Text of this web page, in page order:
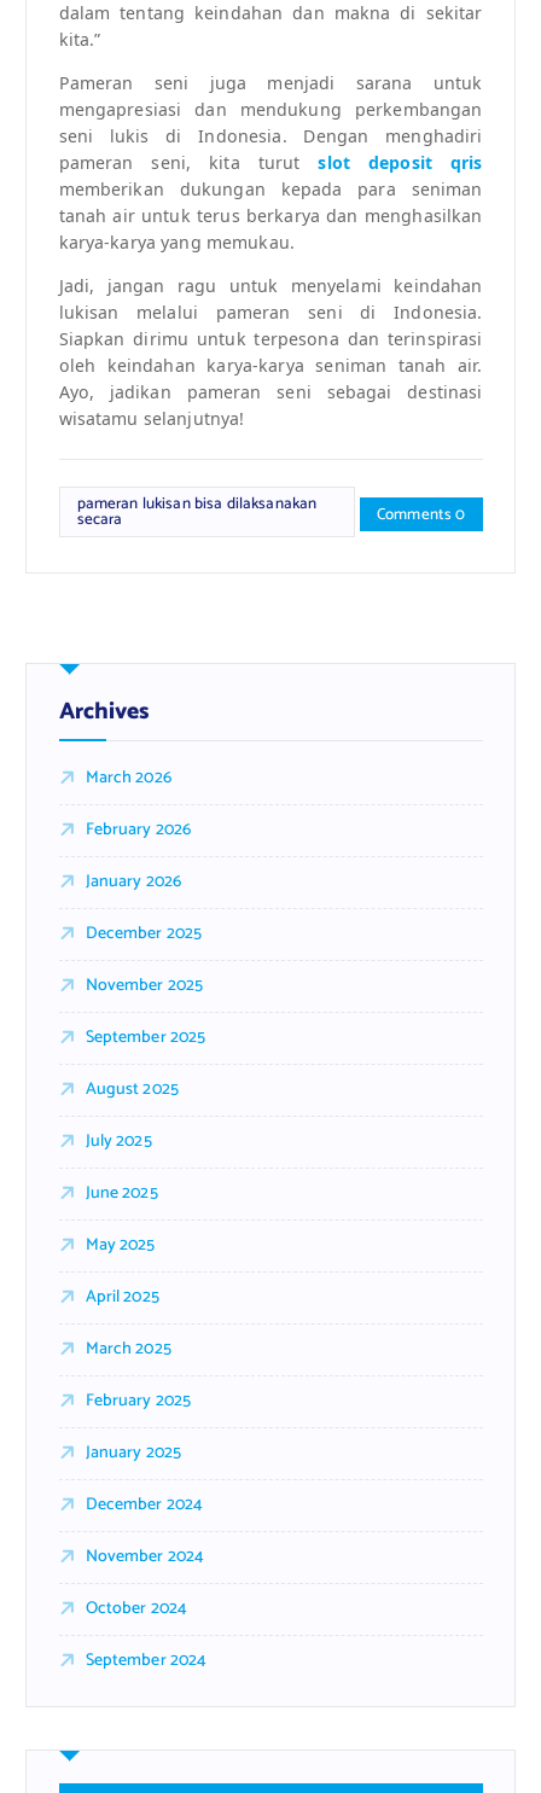
dalam tentang keindahan dan makna di sekitar
kita.”
Pameran seni juga menjadi sarana untuk
mengapresiasi dan mendukung perkembangan
seni lukis di Indonesia. Dengan menghadiri
pameran seni, kita turutslot deposit qris
memberikan dukungan kepada para seniman
tanah air untuk terus berkarya dan menghasilkan
karya-karya yang memukau.
Jadi, jangan ragu untuk menyelami keindahan
lukisan melalui pameran seni di Indonesia.
Siapkan dirimu untuk terpesona dan terinspirasi
oleh keindahan karya-karya seniman tanah air.
Ayo, jadikan pameran seni sebagai destinasi
wisatamu selanjutnya!
pameran lukisan bisa dilaksanakan
secara Comments 0
Archives
March 2026
February 2026
January 2026
December 2025
November 2025
September 2025
August 2025
July 2025
June 2025
May 2025
April 2025
March 2025
February 2025
January 2025
December 2024
November 2024
October 2024
September 2024